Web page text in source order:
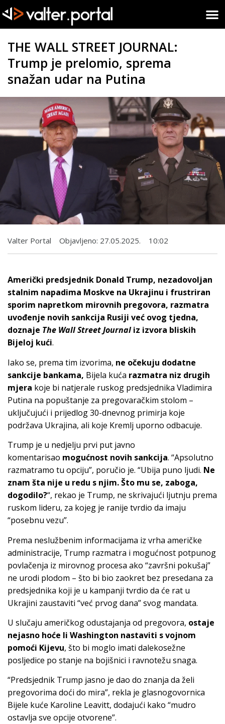
THE WALL STREET JOURNAL:
Trump je prelomio, sprema
snažan udar na Putina
Valter Portal Objavljeno: 27.05.2025. 10:02
Američki predsjednik Donald Trump, nezadovoljan
stalnim napadima Moskve na Ukrajinu i frustriran
sporim napretkom mirovnih pregovora, razmatra
uvođenje novih sankcija Rusiji već ovog tjedna,
doznaje The Wall Street Journaliz izvora bliskih
Bijeloj kući.
Iako se, prema tim izvorima, ne očekuju dodatne
sankcije bankama, Bijela kuća razmatra niz drugih
mjera koje bi natjerale ruskog predsjednika Vladimira
Putina na popuštanje za pregovaračkim stolom –
uključujući i prijedlog 30-dnevnog primirja koje
podržava Ukrajina, ali koje Kremlj uporno odbacuje.
Trump je u nedjelju prvi put javno
komentarisao mogućnost novih sankcija. “Apsolutno
razmatramo tu opciju”, poručio je. “Ubija puno ljudi. Ne
znam šta nije u redu s njim. Što mu se, zaboga,
dogodilo?“, rekao je Trump, ne skrivajući ljutnju prema
ruskom lideru, za kojeg je ranije tvrdio da imaju
“posebnu vezu”.
Prema neslužbenim informacijama iz vrha američke
administracije, Trump razmatra i mogućnost potpunog
povlačenja iz mirovnog procesa ako “završni pokušaj”
ne urodi plodom – što bi bio zaokret bez presedana za
predsjednika koji je u kampanji tvrdio da će rat u
Ukrajini zaustaviti “već prvog dana” svog mandata.
U slučaju američkog odustajanja od pregovora, ostaje
nejasno hoće li Washington nastaviti s vojnom
pomoći Kijevu, što bi moglo imati dalekosežne
posljedice po stanje na bojišnici i ravnotežu snaga.
“Predsjednik Trump jasno je dao do znanja da želi
pregovorima doći do mira”, rekla je glasnogovornica
Bijele kuće Karoline Leavitt, dodajući kako “mudro
ostavlja sve opcije otvorene”.